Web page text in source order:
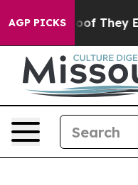
AGP PICKS
no Proof They Exist